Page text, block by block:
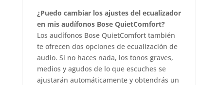
¿Puedo cambiar los ajustes del ecualizador
en mis audífonos Bose QuietComfort?
Los audífonos Bose QuietComfort también
te ofrecen dos opciones de ecualización de
audio. Si no haces nada, los tonos graves,
medios y agudos de lo que escuches se
ajustarán automáticamente y obtendrás un